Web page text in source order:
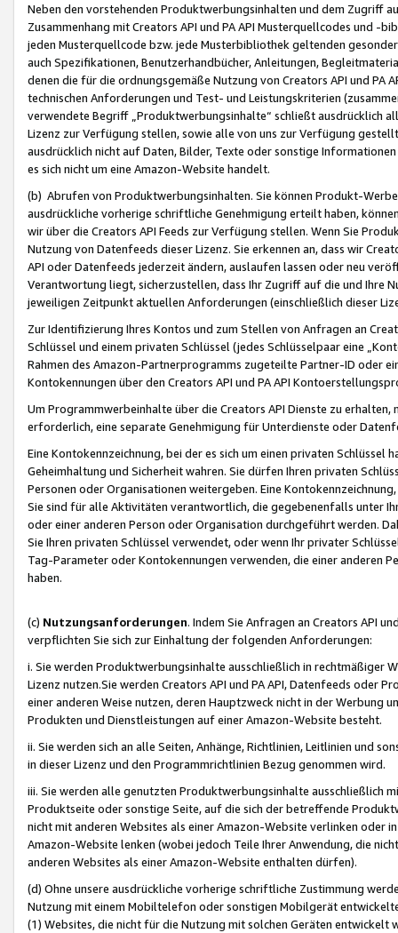
Neben den vorstehenden Produktwerbungsinhalten und dem Zugriff
Zusammenhang mit Creators API und PA API Musterquellcodes und
jeden Musterquellcode bzw. jede Musterbibliothek geltenden
auch Spezifikationen, Benutzerhandbücher, Anleitungen,
denen die für die ordnungsgemäße Nutzung von Creators API und PA
technischen Anforderungen und Test- und Leistungskriterien
verwendete Begriff „Produktwerbungsinhalte“ schließt ausdrücklich
Lizenz zur Verfügung stellen, sowie alle von uns zur Verfügung
ausdrücklich nicht auf Daten, Bilder, Texte oder sonstige
es sich nicht um eine Amazon-Website handelt.
(b) Abrufen von Produktwerbungsinhalten. Sie können Produkt-
ausdrückliche vorherige schriftliche Genehmigung erteilt haben,
wir über die Creators API Feeds zur Verfügung stellen. Wenn Sie
Nutzung von Datenfeeds dieser Lizenz. Sie erkennen an, dass wir
API oder Datenfeeds jederzeit ändern, auslaufen lassen oder neu
Verantwortung liegt, sicherzustellen, dass Ihr Zugriff auf die und Ihre
jeweiligen Zeitpunkt aktuellen Anforderungen (einschließlich dieser
Zur Identifizierung Ihres Kontos und zum Stellen von Anfragen an
Schlüssel und einem privaten Schlüssel (jedes Schlüsselpaar eine
Rahmen des Amazon-Partnerprogramms zugeteilte Partner-ID oder
Kontokennungen über den Creators API und PA API
Um Programmwerbeinhalte über die Creators API Dienste zu
erforderlich, eine separate Genehmigung für Unterdienste oder
Eine Kontokennzeichnung, bei der es sich um einen privaten
Geheimhaltung und Sicherheit wahren. Sie dürfen Ihren privaten
Personen oder Organisationen weitergeben. Eine
Sie sind für alle Aktivitäten verantwortlich, die gegebenenfalls unter
oder einer anderen Person oder Organisation durchgeführt werden.
Sie Ihren privaten Schlüssel verwendet, oder wenn Ihr privater
Tag-Parameter oder Kontokennungen verwenden, die einer anderen
haben.
(c) Nutzungsanforderungen. Indem Sie Anfragen an Creators API
verpflichten Sie sich zur Einhaltung der folgenden Anforderungen:
i. Sie werden Produktwerbungsinhalte ausschließlich in rechtmäßiger
Lizenz nutzen.Sie werden Creators API und PA API, Datenfeeds oder
einer anderen Weise nutzen, deren Hauptzweck nicht in der Werbung
Produkten und Dienstleistungen auf einer Amazon-Website besteht.
ii. Sie werden sich an alle Seiten, Anhänge, Richtlinien, Leitlinien und
in dieser Lizenz und den Programmrichtlinien Bezug genommen wird.
iii. Sie werden alle genutzten Produktwerbungsinhalte ausschließlich
Produktseite oder sonstige Seite, auf die sich der betreffende
nicht mit anderen Websites als einer Amazon-Website verlinken oder
Amazon-Website lenken (wobei jedoch Teile Ihrer Anwendung, die
anderen Websites als einer Amazon-Website enthalten dürfen).
(d) Ohne unsere ausdrückliche vorherige schriftliche Zustimmung
Nutzung mit einem Mobiltelefon oder sonstigen Mobilgerät
(1) Websites, die nicht für die Nutzung mit solchen Geräten